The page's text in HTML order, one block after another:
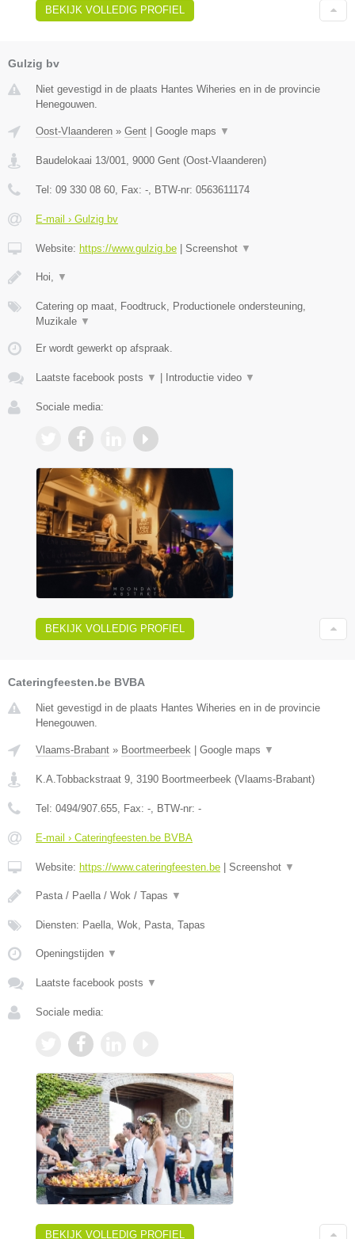
BEKIJK VOLLEDIG PROFIEL
Gulzig bv
Niet gevestigd in de plaats Hantes Wiheries en in de provincie
Henegouwen.
Oost-Vlaanderen » Gent Google maps ▼
Baudelokaai 13/001 9000 Gent (Oost-Vlaanderen)
Tel: 09 330 08 60 , Fax: - , BTW-nr: 0563611174
E-mail › Gulzig bv
Website: https://www.gulzig.be Screenshot ▼
Hoi, ▼
Catering op maat, Foodtruck, Productionele ondersteuning,
Muzikale ▼
Er wordt gewerkt op afspraak.
Laatste facebook posts ▼ Introductie video ▼
Sociale media:
BEKIJK VOLLEDIG PROFIEL
Cateringfeesten.be BVBA
Niet gevestigd in de plaats Hantes Wiheries en in de provincie
Henegouwen.
Vlaams-Brabant » Boortmeerbeek Google maps ▼
K.A.Tobbackstraat 9, 3190 Boortmeerbeek (Vlaams-Brabant)
Tel: 0494/907.655, Fax: -, BTW-nr: -
E-mail › Cateringfeesten.be BVBA
Website: https://www.cateringfeesten.be Screenshot ▼
Pasta / Paella / Wok / Tapas ▼
Diensten: Paella, Wok, Pasta, Tapas
Openingstijden ▼
Laatste facebook posts ▼
Sociale media:
BEKIJK VOLLEDIG PROFIEL